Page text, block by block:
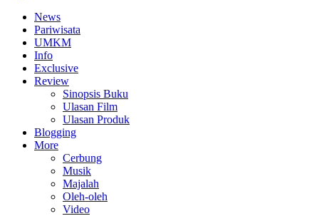
News
Pariwisata
UMKM
Info
Exclusive
Review
Sinopsis Buku
Ulasan Film
Ulasan Produk
Blogging
More
Cerbung
Musik
Majalah
Oleh-oleh
Video